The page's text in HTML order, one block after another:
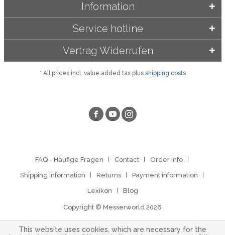
Service hotline
Information
Vertrag Widerrufen
* All prices incl. value added tax plus shipping costs
FAQ - Häufige Fragen Contact Order Info
Shipping information Returns Payment information
Lexikon Blog
Copyright © Messerworld 2026
This website uses cookies, which are necessary for the